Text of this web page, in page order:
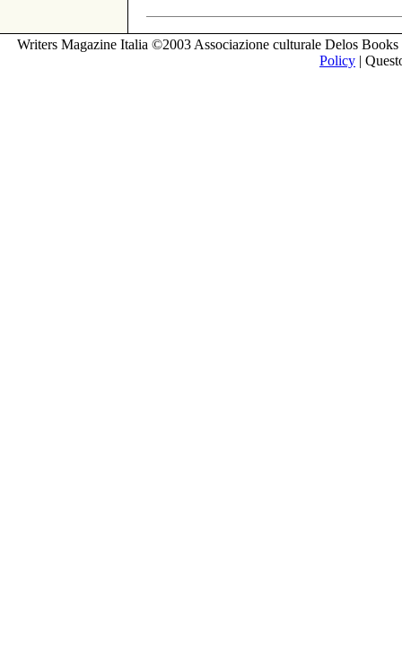
Writers Magazine Italia ©2003 Associazione culturale Delos
Policy |